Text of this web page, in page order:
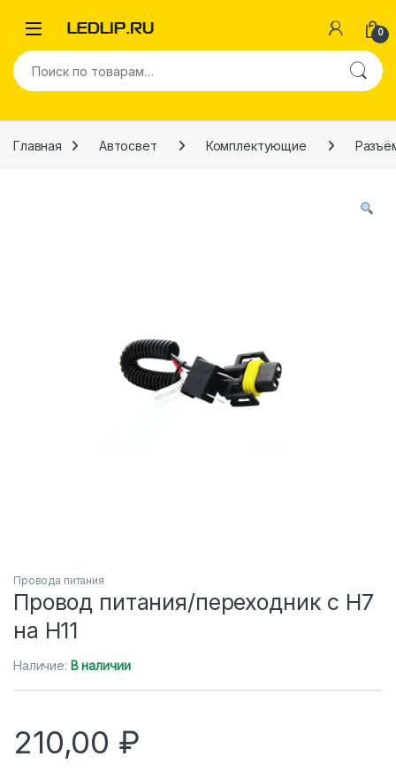
0
Искать:
Главная Автосвет Комплектующие
Провода питания
Провод питания/переходник с H7
на H11
Наличие: В наличии
210,00 ₽